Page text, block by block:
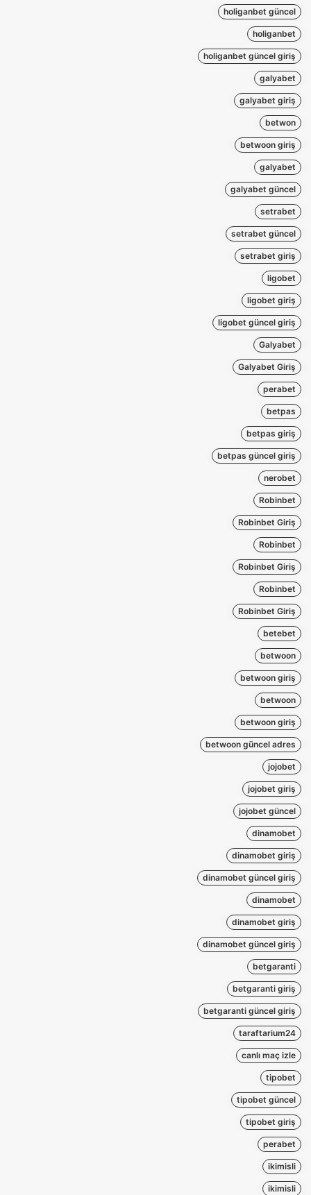
holiganbet güncel
holiganbet
holiganbet güncel giriş
galyabet
galyabet giriş
betwon
betwoon giriş
galyabet
galyabet güncel
setrabet
setrabet güncel
setrabet giriş
ligobet
ligobet giriş
ligobet güncel giriş
Galyabet
Galyabet Giriş
perabet
betpas
betpas giriş
betpas güncel giriş
nerobet
Robinbet
Robinbet Giriş
Robinbet
Robinbet Giriş
Robinbet
Robinbet Giriş
betebet
betwoon
betwoon giriş
betwoon
betwoon giriş
betwoon güncel adres
jojobet
jojobet giriş
jojobet güncel
dinamobet
dinamobet giriş
dinamobet güncel giriş
dinamobet
dinamobet giriş
dinamobet güncel giriş
betgaranti
betgaranti giriş
betgaranti güncel giriş
taraftarium24
canlı maç izle
tipobet
tipobet güncel
tipobet giriş
perabet
ikimisli
ikimisli